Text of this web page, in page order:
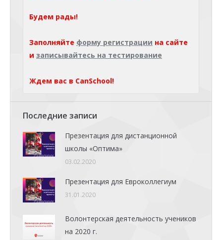
Будем рады!
Заполняйте форму регистрации на сайте
и записывайтесь на тестирование
Ждем вас в CanSchool!
Последние записи
Презентация для дистанционной
школы «Оптима»
03.02.2020
Презентация для Евроколлегиум
31.01.2020
Волонтерская деятельность учеников
на 2020 г.